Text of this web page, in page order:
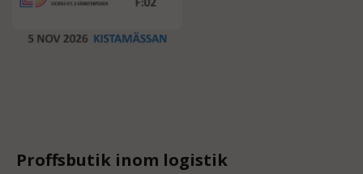
Proffsbutik inom logistik